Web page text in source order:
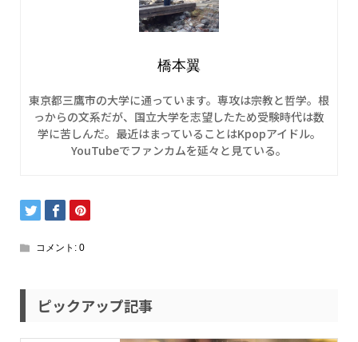
橋本翼
東京都三鷹市の大学に通っています。専攻は宗教と哲学。根
っからの文系だが、国立大学を志望したため受験時代は数
学に苦しんだ。最近はまっていることはKpopアイドル。
YouTubeでファンカムを延々と見ている。
コメント: 0
ピックアップ記事